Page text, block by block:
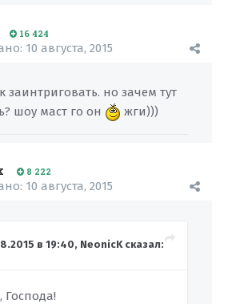
16 424
10 августа, 2015
заинтриговать. но зачем тут
шоу маст го он
жги)))
8 222
10 августа, 2015
в 19:40, NeonicK сказал: